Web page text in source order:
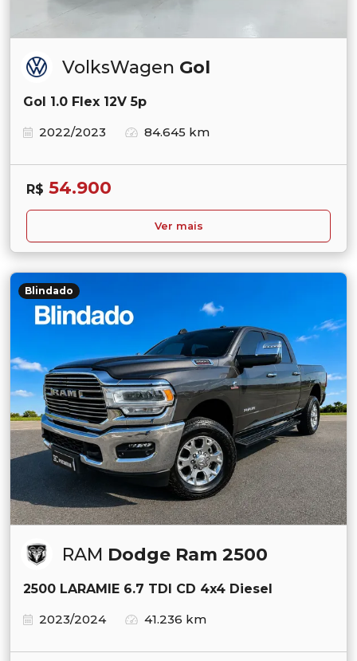
VolksWagen Gol
Gol 1.0 Flex 12V 5p
2022/2023
84.645 km
R$ 54.900
Ver mais
Blindado
RAM Dodge Ram 2500
2500 LARAMIE 6.7 TDI CD 4x4 Diesel
2023/2024
41.236 km